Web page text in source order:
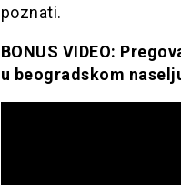
poznati.
BONUS VIDEO:
u beogradskom